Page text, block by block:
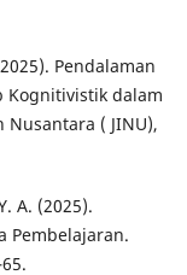
Pendalaman
Kognitivistik dalam
Nusantara ( JINU),
A. (2025).
Pembelajaran.